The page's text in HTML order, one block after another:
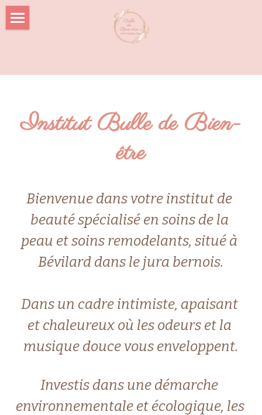
Les marques
Facebook
Prendre rendez-vous
Institut Bulle de Bien-
être
Bienvenue dans votre institut de
beauté spécialisé en soins de la
peau et soins remodelants, situé à
Bévilard dans le jura bernois.
Dans un cadre intimiste, apaisant
et chaleureux où les odeurs et la
musique douce vous enveloppent.
Investis dans une démarche
environnementale et écologique, les